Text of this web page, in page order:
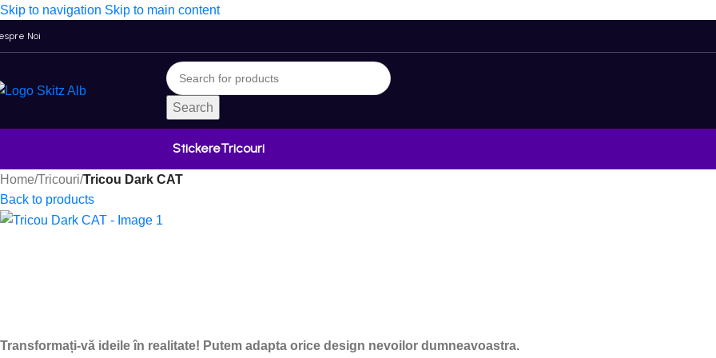
Skip to navigation Skip to main content
Noi
Search
StickereTricouri
Home/Tricouri/Tricou Dark CAT
Back to products
Transformați-vă ideile în realitate! Putem adapta orice design nevoilor dumneavoastra.